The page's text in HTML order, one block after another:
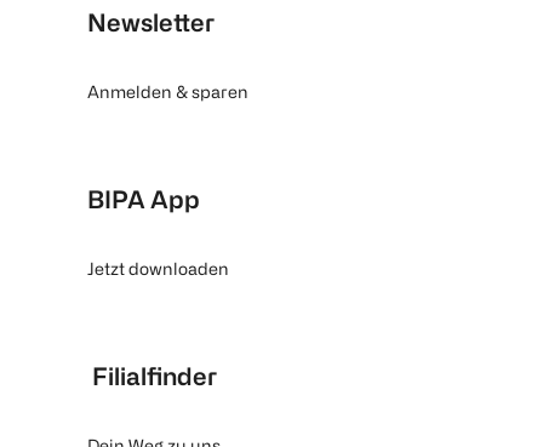
Newsletter
Anmelden & sparen
BIPA App
Jetzt downloaden
Filialfinder